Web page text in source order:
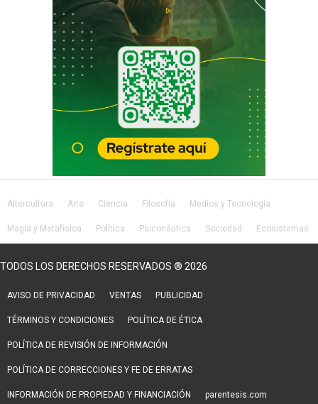
Altercultura Arte Ciencia Filosofía Medios y Tecnología
Magia y Metafísica Política Psiconáutica Sociedad Ecosistemas
TODOS LOS DERECHOS RESERVADOS ® 2026
AVISO DE PRIVACIDAD VENTAS PUBLICIDAD
TÉRMINOS Y CONDICIONES POLÍTICA DE ÉTICA
POLÍTICA DE REVISIÓN DE INFORMACIÓN
POLÍTICA DE CORRECCIONES Y FE DE ERRATAS
INFORMACIÓN DE PROPIEDAD Y FINANCIACIÓN parentesis.com